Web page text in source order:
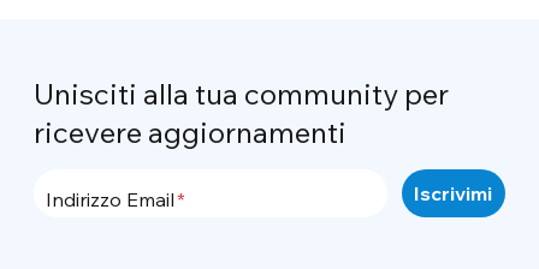
Unisciti alla tua community per
ricevere aggiornamenti
Indirizzo Email